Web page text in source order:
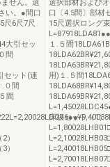
せん。選
い。●間口
尺6尺7尺
大引セッ
間
セット(連
.０間
間
）
）
選択部材および
口〔4.5間〕部材
15尺選択ロング
１.５間
用)１.５間
床板セット（1）